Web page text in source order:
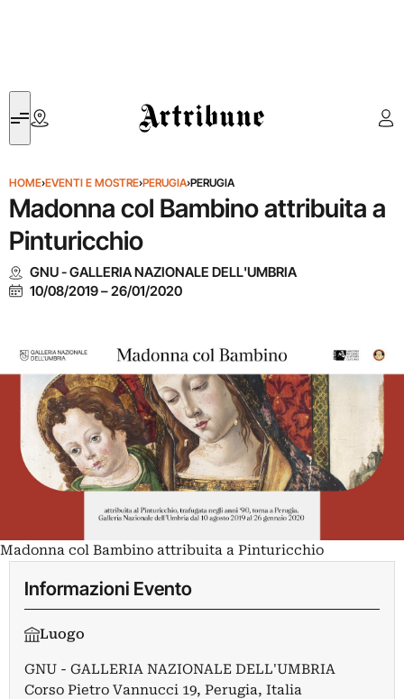
Artribune
HOME›EVENTI E MOSTRE›PERUGIA›PERUGIA
Madonna col Bambino attribuita a
Pinturicchio
GNU - GALLERIA NAZIONALE DELL'UMBRIA
10/08/2019–26/01/2020
Madonna col Bambino attribuita a Pinturicchio
Informazioni Evento
Luogo
GNU - GALLERIA NAZIONALE DELL'UMBRIA
Corso Pietro Vannucci 19, Perugia, Italia